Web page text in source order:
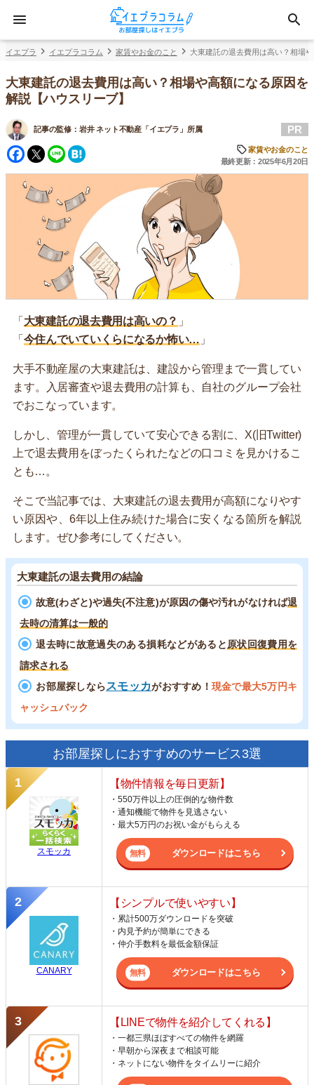
イエプラ イエプラコラム 家賃やお金のこと 大東建託の退去費用は高い？相場
大東建託の退去費用は高い？相場や高額になる原因を
解説【ハウスリーブ】
記事の監修： 岩井 ネット不動産「イエプラ」所属
Facebook
Twitter
Line
PR
家賃やお金のこと
最終更新：2025年6月20日
「 大東建託の退去費用は高いの？ 」
「 今住んでいていくらになるか怖い… 」
大手不動産屋の大東建託は、建設から管理まで一貫してい
ます。入居審査や退去費用の計算も、自社のグループ会社
でおこなっています。
しかし、管理が一貫していて安心できる割に、X(旧Twitter)
上で退去費用をぼったくられたなどの口コミを見かけるこ
とも…。
そこで当記事では、大東建託の退去費用が高額になりやす
い原因や、6年以上住み続けた場合に安くなる箇所を解説
します。ぜひ参考にしてください。
大東建託の退去費用の結論
故意(わざと)や過失(不注意)が原因の傷や汚れがなければ退
去時の清算は一般的
退去時に故意過失のある損耗などがあると原状回復費用を
請求される
お部屋探しならスモッカがおすすめ！ 現金で最大5万円キ
ャッシュバック
お部屋探しにおすすめのサービス3選
スモッカ
【物件情報を毎日更新】
・550万件以上の圧倒的な物件数
・通知機能で物件を見逃さない
・最大5万円のお祝い金がもらえる
ダウンロードはこちら
CANARY
【シンプルで使いやすい】
・累計500万ダウンロードを突破
・内見予約が簡単にできる
・仲介手数料を最低金額保証
ダウンロードはこちら
【LINEで物件を紹介してくれる】
・一都三県ほぼすべての物件を網羅
・早朝から深夜まで相談可能
・ネットにない物件をタイムリーに紹介